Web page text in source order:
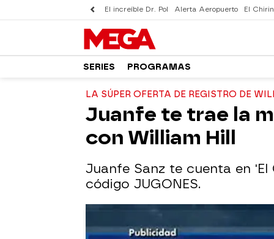
El increíble Dr. Pol Alerta Aeropuerto El
SERIES PROGRAMAS
LA SÚPER OFERTA DE REGISTRO DE
Juanfe te trae la
con William Hill
Juanfe Sanz te cuenta en
código JUGONES.